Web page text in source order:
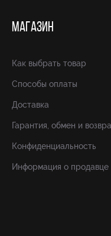
МАГАЗИН
Как выбрать товар
Способы оплаты
Доставка
Гарантия, обмен и
Конфиденциальность
Информация о продавце